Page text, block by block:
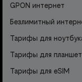
GPON интернет
Безлимитный
Тарифы для
Тарифы для
Тарифы для eSIM